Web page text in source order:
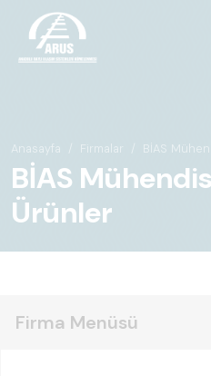
Anasayfa Firmalar BİAS
BİAS
Ürünler
Firma Menüsü